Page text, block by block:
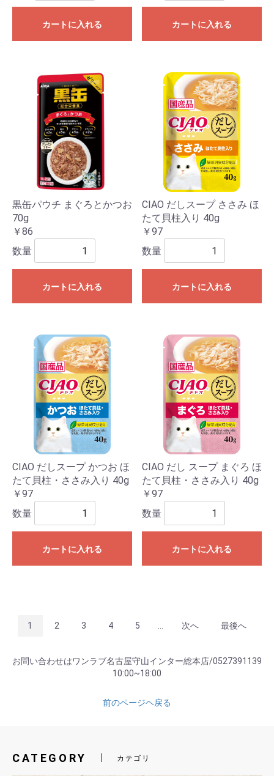
カートに入れる カートに入れる
黒缶パウチ まぐろとかつお
70g
￥86
数量
カートに入れる
CIAO だしスープ ささみ ほ
たて貝柱入り 40g
￥97
数量
カートに入れる
CIAO だしスープ かつお ほ
たて貝柱・ささみ入り 40g
￥97
数量
カートに入れる
CIAO だし スープ まぐろ ほ
たて貝柱・ささみ入り 40g
￥97
数量
カートに入れる
1 2 3 4 5 次へ 最後へ
お問い合わせはワンラブ名古屋守山インター総本店/0527391139
10:00~18:00
前のページヘ戻る
CATEGORY カテゴリ